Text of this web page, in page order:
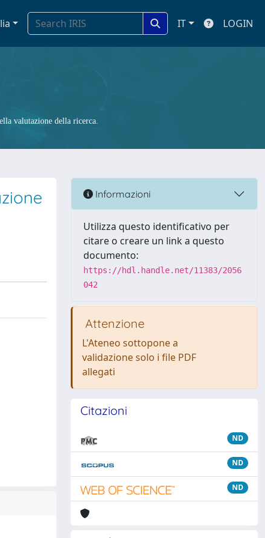
IT LOGIN
valutazione della ricerca.
Informazioni
Utilizza questo identificativo per
citare o creare un link a questo
documento:
https://hdl.handle.net/11383/2056
042
Attenzione
L'Ateneo sottopone a
validazione solo i file PDF
allegati
Citazioni
ND
ND
ND